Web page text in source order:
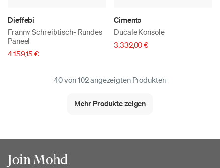
Dieffebi
Franny Schreibtisch- Rundes
Paneel
4.159,15 €
Cimento
Ducale Konsole
3.332,00 €
40 von 102 angezeigten Produkten
Mehr Produkte zeigen
Join Mohd